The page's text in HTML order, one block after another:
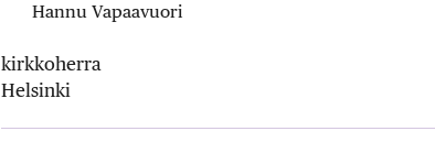
Hannu Vapaavuori
kirkkoherra
Helsinki